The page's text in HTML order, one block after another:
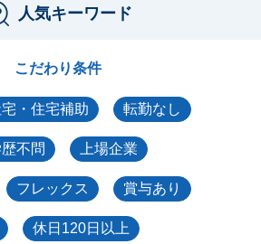
人気キーワード
こだわり条件
・住宅補助 転勤なし
不問 上場企業
フレックス 賞与あり
休日120日以上